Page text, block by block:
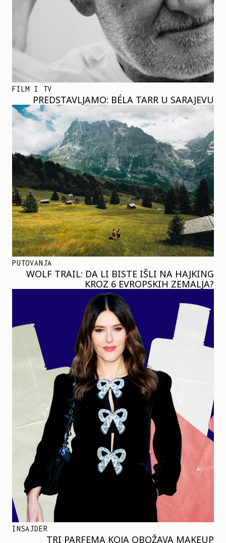
FILM I TV
PREDSTAVLJAMO: BÉLA TARR U SARAJEVU
PUTOVANJA
WOLF TRAIL: DA LI BISTE IŠLI NA HAJKING
KROZ 6 EVROPSKIH ZEMALJA?
INSAJDER
TRI PARFEMA KOJA OBOŽAVA MAKEUP